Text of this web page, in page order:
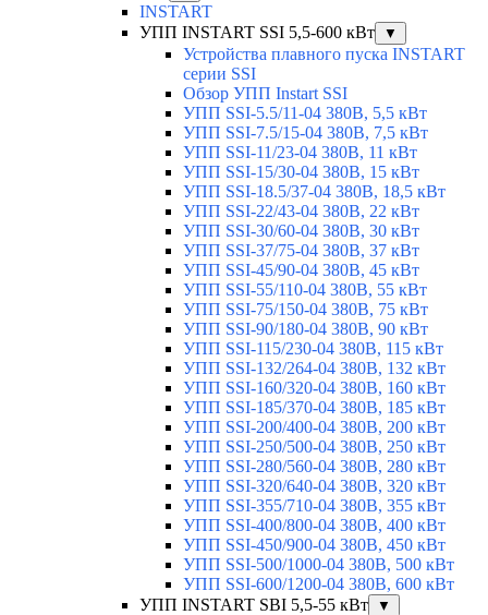
INSTART
УПП INSTART SSI 5,5-600 кВт
▼
Устройства плавного пуска INSTART
серии SSI
Обзор УПП Instart SSI
УПП SSI-5.5/11-04 380В, 5,5 кВт
УПП SSI-7.5/15-04 380В, 7,5 кВт
УПП SSI-11/23-04 380В, 11 кВт
УПП SSI-15/30-04 380В, 15 кВт
УПП SSI-18.5/37-04 380В, 18,5 кВт
УПП SSI-22/43-04 380В, 22 кВт
УПП SSI-30/60-04 380В, 30 кВт
УПП SSI-37/75-04 380В, 37 кВт
УПП SSI-45/90-04 380В, 45 кВт
УПП SSI-55/110-04 380В, 55 кВт
УПП SSI-75/150-04 380В, 75 кВт
УПП SSI-90/180-04 380В, 90 кВт
УПП SSI-115/230-04 380В, 115 кВт
УПП SSI-132/264-04 380В, 132 кВт
УПП SSI-160/320-04 380В, 160 кВт
УПП SSI-185/370-04 380В, 185 кВт
УПП SSI-200/400-04 380В, 200 кВт
УПП SSI-250/500-04 380В, 250 кВт
УПП SSI-280/560-04 380В, 280 кВт
УПП SSI-320/640-04 380В, 320 кВт
УПП SSI-355/710-04 380В, 355 кВт
УПП SSI-400/800-04 380В, 400 кВт
УПП SSI-450/900-04 380В, 450 кВт
УПП SSI-500/1000-04 380В, 500 кВт
УПП SSI-600/1200-04 380В, 600 кВт
УПП INSTART SBI 5,5-55 кВт
▼